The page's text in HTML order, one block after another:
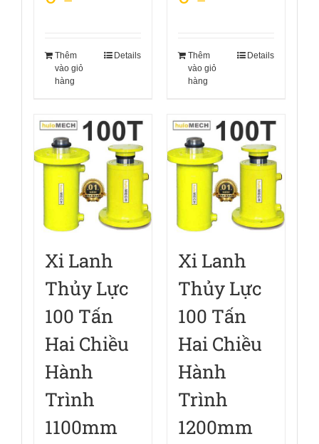
Thêm
vào giỏ
hàng
Details
Thêm
vào giỏ
hàng
Details
Xi Lanh
Thủy Lực
100 Tấn
Hai Chiều
Hành
Trình
1100mm
Xi Lanh
Thủy Lực
100 Tấn
Hai Chiều
Hành
Trình
1200mm